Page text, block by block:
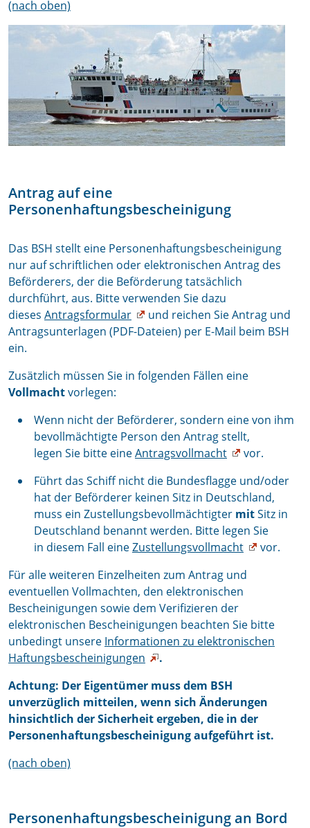
(nach oben)
Antrag auf eine
Personenhaftungsbescheinigung
Das BSH stellt eine Personenhaftungsbescheinigung
nur auf schriftlichen oder elektronischen Antrag des
Beförderers, der die Beförderung tatsächlich
durchführt, aus. Bitte verwenden Sie dazu
dieses Antragsformular
und reichen Sie Antrag und
Antragsunterlagen (PDF-Dateien) per E-Mail beim BSH
ein.
Zusätzlich müssen Sie in folgenden Fällen eine
Vollmachtvorlegen:
Wenn nicht der Beförderer, sondern eine von ihm
bevollmächtigte Person den Antrag stellt,
legen Sie bitte eineAntragsvollmacht
vor.
Führt das Schiff nicht die Bundesflagge und/oder
hat der Beförderer keinen Sitz in Deutschland,
muss ein Zustellungsbevollmächtigter mitSitz in
Deutschland benannt werden. Bitte legen Sie
in diesem Fall eineZustellungsvollmacht
vor.
Für alle weiteren Einzelheiten zum Antrag und
eventuellen Vollmachten, den elektronischen
Bescheinigungen sowie dem Verifizieren der
elektronischen Bescheinigungen beachten Sie bitte
unbedingt unsere Informationen zu elektronischen
Haftungsbescheinigungen
.
Achtung: Der Eigentümer muss dem BSH
unverzüglich mitteilen, wenn sich Änderungen
hinsichtlich der Sicherheit ergeben, die in der
Personenhaftungsbescheinigung aufgeführt ist.
(nach oben)
Personenhaftungsbescheinigung an Bord